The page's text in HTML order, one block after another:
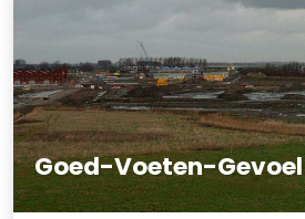
Goed-Voeten-Gevoel